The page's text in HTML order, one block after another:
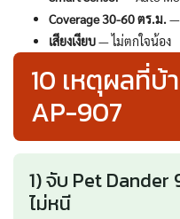
Coverage 30-60 ตร.ม.—
เสียงเงียบ— ไม่ตกใจน้อง
10 เหตุผลที่บ้
AP-907
1) จับ Pet Dander
ไม่หนี